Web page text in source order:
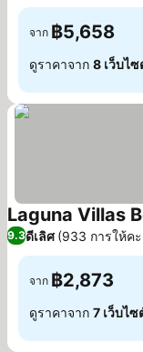
จาก ฿5,658
ดูราคาจาก 8 เว็บไซ
Laguna Villas
9.3ดีเลิศ (933 การให้ค
จาก ฿2,873
ดูราคาจาก 7 เว็บไซ